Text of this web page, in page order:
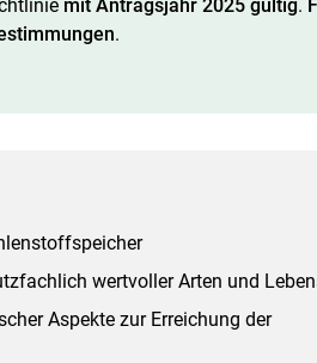
mit Antragsjahr 2025 gültig.
.
wertvoller Arten und
Aspekte zur Erreichung der